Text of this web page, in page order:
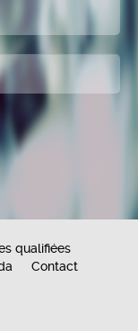
qualifiées
Contact